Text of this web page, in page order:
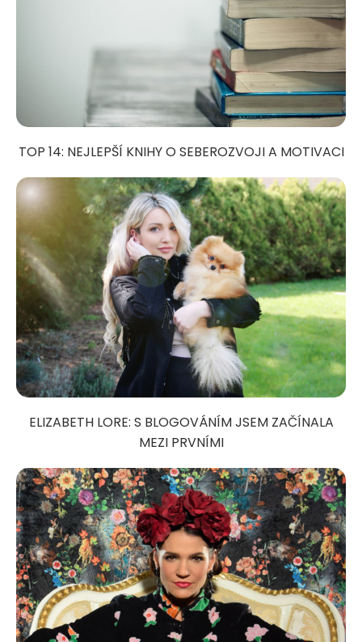
TOP 14: NEJLEPŠÍ KNIHY O SEBEROZVOJI A MOTIVACI
ELIZABETH LORE: S BLOGOVÁNÍM JSEM ZAČÍNALA
MEZI PRVNÍMI